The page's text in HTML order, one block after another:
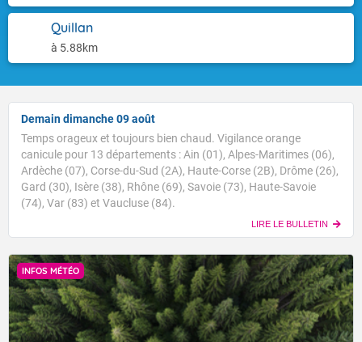
Quillan
à 5.88km
Demain dimanche 09 août
Temps orageux et toujours bien chaud. Vigilance orange
canicule pour 13 départements : Ain (01), Alpes-Maritimes (06),
Ardèche (07), Corse-du-Sud (2A), Haute-Corse (2B), Drôme (26),
Gard (30), Isère (38), Rhône (69), Savoie (73), Haute-Savoie
(74), Var (83) et Vaucluse (84).
LIRE LE BULLETIN
INFOS MÉTÉO